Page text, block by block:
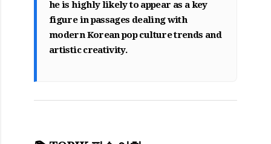
he is highly likely to appear as a key
figure in passages dealing with
modern Korean pop culture trends and
artistic creativity.